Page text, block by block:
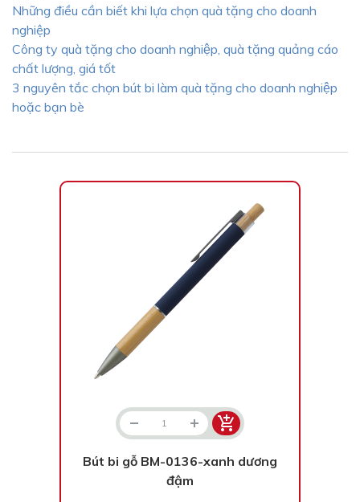
Những điều cần biết khi lựa chọn quà tặng cho doanh
nghiệp
Công ty quà tặng cho doanh nghiệp, quà tặng quảng cáo
chất lượng, giá tốt
3 nguyên tắc chọn bút bi làm quà tặng cho doanh nghiệp
hoặc bạn bè
Bút bi gỗ BM-0136-xanh dương
đậm